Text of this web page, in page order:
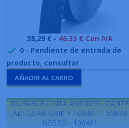
Precio
38,29 € - 46.33 € Con IVA
 0 - Pendiente de entrada de
producto, consultar
AÑADIR AL CARRO
-
DURABLE CINTA ANTIDESLIZANTE
ADHESIVA GRIP Y FORMFIT 50MM
NEGRO - 106401